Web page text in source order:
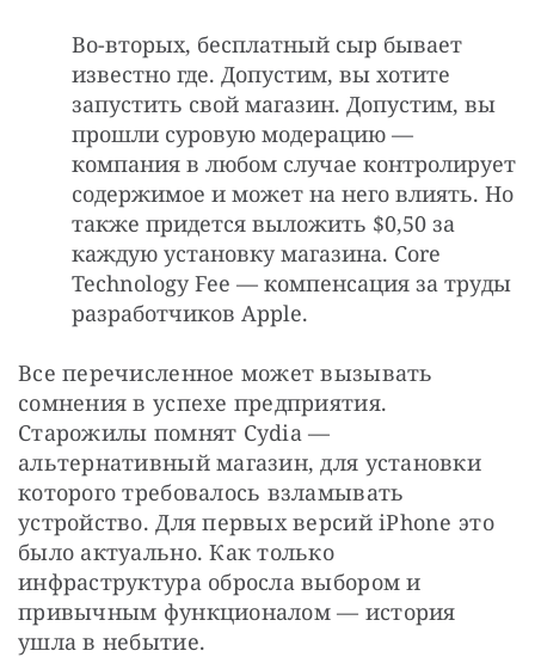
Во-вторых, бесплатный сыр бывает
известно где. Допустим, вы хотите
запустить свой магазин. Допустим, вы
прошли суровую модерацию —
компания в любом случае контролирует
содержимое и может на него влиять. Но
также придется выложить $0,50 за
каждую установку магазина. Core
Technology Fee — компенсация за труды
разработчиков Apple.
Все перечисленное может вызывать
сомнения в успехе предприятия.
Старожилы помнят Cydia —
альтернативный магазин, для установки
которого требовалось взламывать
устройство. Для первых версий iPhone это
было актуально. Как только
инфраструктура обросла выбором и
привычным функционалом — история
ушла в небытие.